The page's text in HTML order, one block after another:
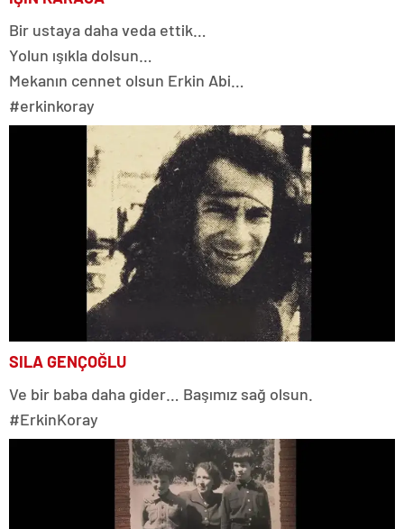
Bir ustaya daha veda ettik…
Yolun ışıkla dolsun…
Mekanın cennet olsun Erkin Abi…
#erkinkoray
SILA GENÇOĞLU
Ve bir baba daha gider… Başımız sağ olsun.
#ErkinKoray